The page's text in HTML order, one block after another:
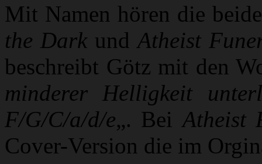
Mit Namen hören die
the Darkund Atheist
beschreibt Götz mit den
minderer Helligkeit
F/G/C/a/d/e„. Bei Atheist
Cover-Version die im